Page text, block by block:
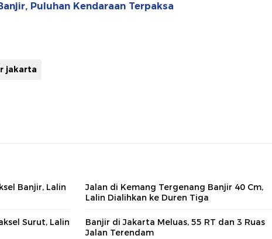
Puluhan Kendaraan Terpaksa
jakarta
Banjir, Lalin
Jalan di Kemang Tergenang Banjir 40 Cm,
Lalin Dialihkan ke Duren Tiga
Surut, Lalin
Banjir di Jakarta Meluas, 55 RT dan 3 Ruas
Jalan Terendam